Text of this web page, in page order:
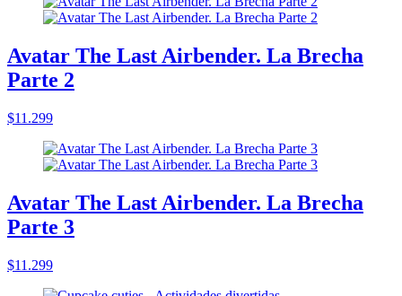
Avatar The Last Airbender. La Brecha
Parte 2
$11.299
Avatar The Last Airbender. La Brecha
Parte 3
$11.299